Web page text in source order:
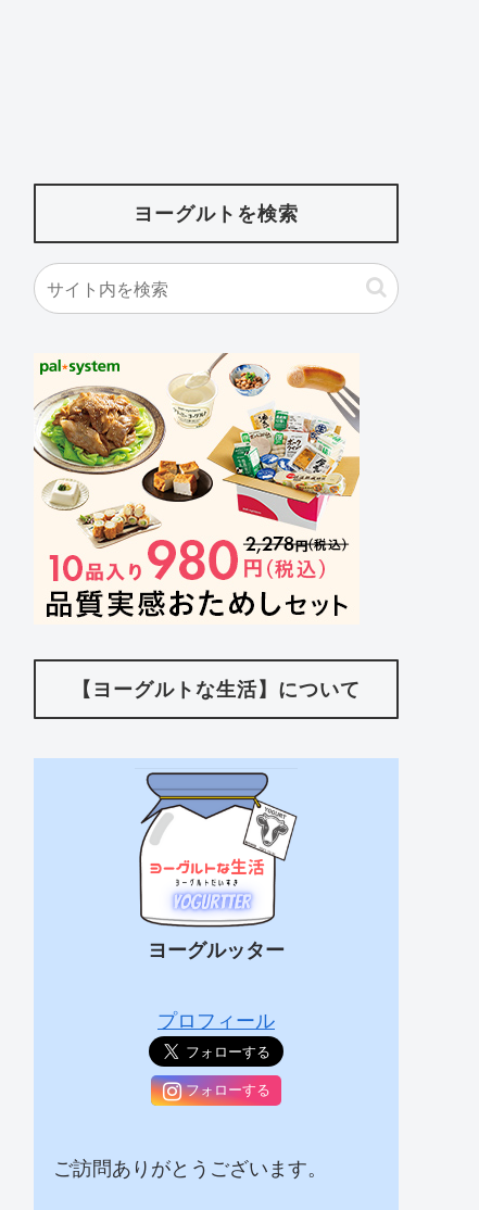
ヨーグルトを検索
【ヨーグルトな生活】について
ヨーグルッター
プロフィール
フォローする
ご訪問ありがとうございます。